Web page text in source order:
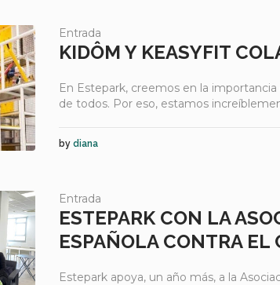
Entrada
KIDÔM Y KEASYFIT
En Estepark, creemos en la
de todos. Por eso, estamos
by diana
Entrada
ESTEPARK CON LA
ESPAÑOLA CONTRA EL
Estepark apoya, un año más, a la